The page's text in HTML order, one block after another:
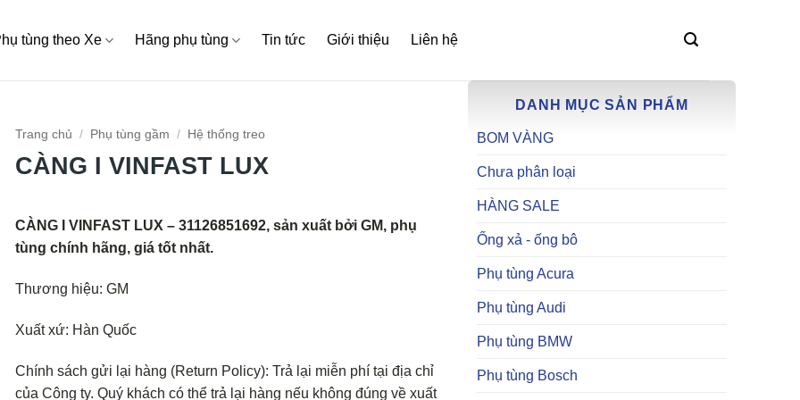
tùng theo Xe Hãng phụ tùng Tin tức Giới thiệu Liên hệ
DANH MỤC SẢN PHẨM
BOM VÀNG
Chưa phân loại
HÀNG SALE
Ống xả - ống bô
Phụ tùng Acura
Phụ tùng Audi
Phụ tùng BMW
Phụ tùng Bosch
Trang chủ / Phụ tùng gầm / Hệ thống treo
CÀNG I VINFAST LUX
CÀNG I VINFAST LUX – 31126851692, sản xuất bởi GM, phụ
tùng chính hãng, giá tốt nhất.
Thương hiệu: GM
Xuất xứ: Hàn Quốc
Chính sách gửi lại hàng (Return Policy): Trả lại miễn phí tại địa chỉ
của Công ty. Quý khách có thể trả lại hàng nếu không đúng về xuất